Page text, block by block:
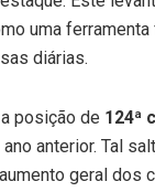
uma
diárias.
posição de 124ª
anterior. Tal
geral dos